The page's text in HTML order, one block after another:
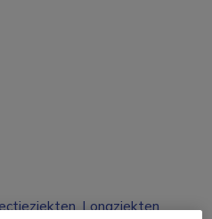
,Longziekten